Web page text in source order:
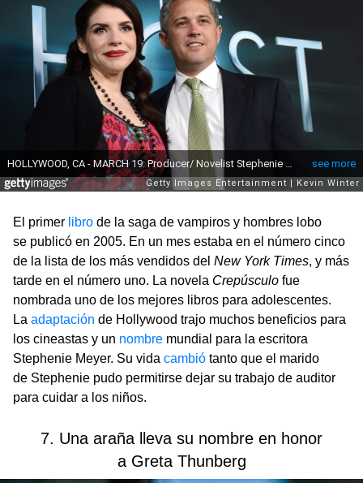
El primer libro de la saga de vampiros y hombres lobo
se publicó en 2005. En un mes estaba en el número cinco
de la lista de los más vendidos del New York Times, y más
tarde en el número uno. La novela Crepúsculo fue
nombrada uno de los mejores libros para adolescentes.
La adaptación de Hollywood trajo muchos beneficios para
los cineastas y un nombre mundial para la escritora
Stephenie Meyer. Su vida cambió tanto que el marido
de Stephenie pudo permitirse dejar su trabajo de auditor
para cuidar a los niños.
7. Una araña lleva su nombre en honor
a Greta Thunberg